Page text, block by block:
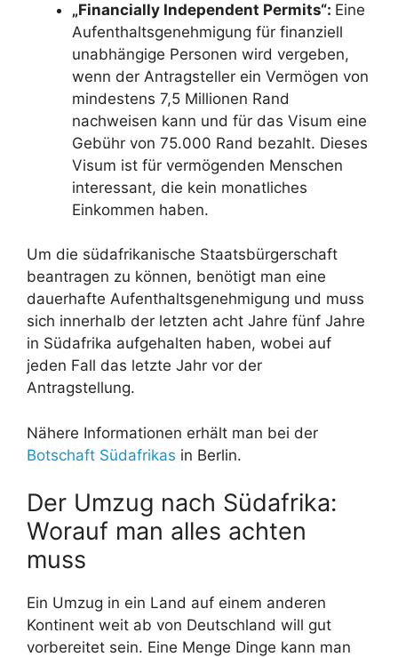
„Financially Independent Permits“: Eine
Aufenthaltsgenehmigung für finanziell
unabhängige Personen wird vergeben,
wenn der Antragsteller ein Vermögen von
mindestens 7,5 Millionen Rand
nachweisen kann und für das Visum eine
Gebühr von 75.000 Rand bezahlt. Dieses
Visum ist für vermögenden Menschen
interessant, die kein monatliches
Einkommen haben.
Um die südafrikanische Staatsbürgerschaft
beantragen zu können, benötigt man eine
dauerhafte Aufenthaltsgenehmigung und muss
sich innerhalb der letzten acht Jahre fünf Jahre
in Südafrika aufgehalten haben, wobei auf
jeden Fall das letzte Jahr vor der
Antragstellung.
Nähere Informationen erhält man bei der
Botschaft Südafrikas in Berlin.
Der Umzug nach Südafrika:
Worauf man alles achten
muss
Ein Umzug in ein Land auf einem anderen
Kontinent weit ab von Deutschland will gut
vorbereitet sein. Eine Menge Dinge kann man